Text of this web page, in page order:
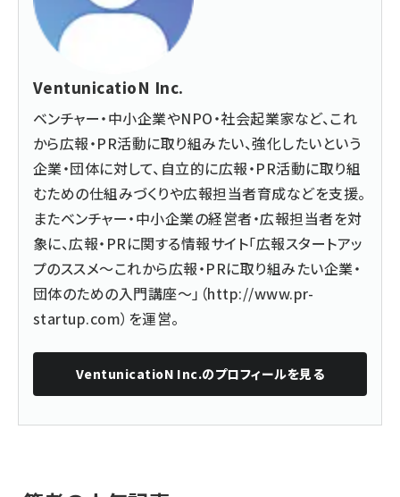
VentunicatioN Inc.
ベンチャー・中小企業やNPO・社会起業家など、これ
から広報・PR活動に取り組みたい、強化したいという
企業・団体に対して、自立的に広報・PR活動に取り組
むための仕組みづくりや広報担当者育成などを支援。
またベンチャー・中小企業の経営者・広報担当者を対
象に、広報・PRに関する情報サイト「広報スタートアッ
プのススメ～これから広報・PRに取り組みたい企業・
団体のための入門講座～」（http://www.pr-
startup.com）を運営。
VentunicatioN Inc.のプロフィールを見る